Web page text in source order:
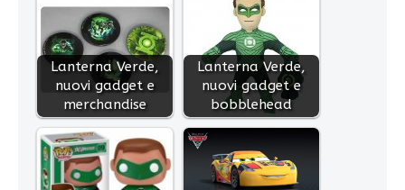
Lanterna Verde,
nuovi gadget e
merchandise
Lanterna Verde,
nuovi gadget e
bobblehead